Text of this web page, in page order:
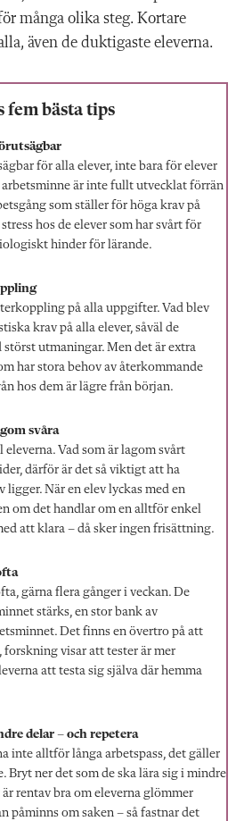
många olika steg. Kortare
även de duktigaste eleverna.
fem bästa tips
för alla elever, inte bara för elever
arbetsminne är inte fullt utvecklat förrän
som ställer för höga krav på
hos de elever som har svårt för
hinder för lärande.
på alla uppgifter. Vad blev
krav på alla elever, såväl de
störst utmaningar. Men det är extra
har stora behov av återkommande
hos dem är lägre från början.
svåra
Vad som är lagom svårt
därför är det så viktigt att ha
ligger. När en elev lyckas med en
om det handlar om en alltför enkel
att klara – då sker ingen frisättning.
gärna flera gånger i veckan. De
stärks, en stor bank av
net. Det finns en övertro på att
forskning visar att tester är mer
att testa sig själva där hemma
delar – och repetera
inte alltför långa arbetspass, det gäller
Bryt ner det som de ska lära sig i mindre
rentav bra om eleverna glömmer
påminns om saken – så fastnar det